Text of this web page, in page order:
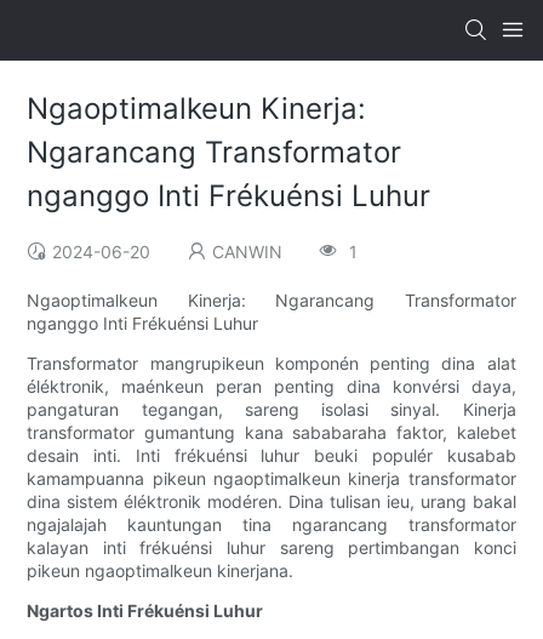
Ngaoptimalkeun Kinerja:
Ngarancang Transformator
nganggo Inti Frékuénsi Luhur
2024-06-20 CANWIN 1
Ngaoptimalkeun Kinerja: Ngarancang Transformator
nganggo Inti Frékuénsi Luhur
Transformator mangrupikeun komponén penting dina alat
éléktronik, maénkeun peran penting dina konvérsi daya,
pangaturan tegangan, sareng isolasi sinyal. Kinerja
transformator gumantung kana sababaraha faktor, kalebet
desain inti. Inti frékuénsi luhur beuki populér kusabab
kamampuanna pikeun ngaoptimalkeun kinerja transformator
dina sistem éléktronik modéren. Dina tulisan ieu, urang bakal
ngajalajah kauntungan tina ngarancang transformator
kalayan inti frékuénsi luhur sareng pertimbangan konci
pikeun ngaoptimalkeun kinerjana.
Ngartos Inti Frékuénsi Luhur